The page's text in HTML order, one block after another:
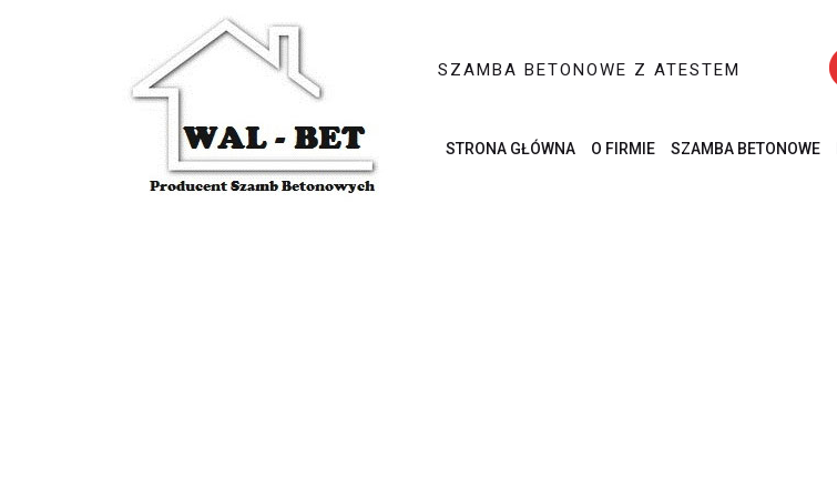
SZAMBA BETONOWE Z ATESTEM
STRONA GŁÓWNA O FIRMIE SZAMBA BETONOWE